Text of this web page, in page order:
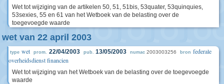
Wet tot wijziging van de artikelen 50, 51, 51bis, 53quater, 53quinquies,
53sexies, 55 en 61 van het Wetboek van de belasting over de
toegevoegde waarde
wet van 22 april 2003
type wet prom. 22/04/2003 pub. 13/05/2003 numac 2003003256 bron federale
overheidsdienst financien
Wet tot wijziging van het Wetboek van de belasting over de toegevoegde
waarde